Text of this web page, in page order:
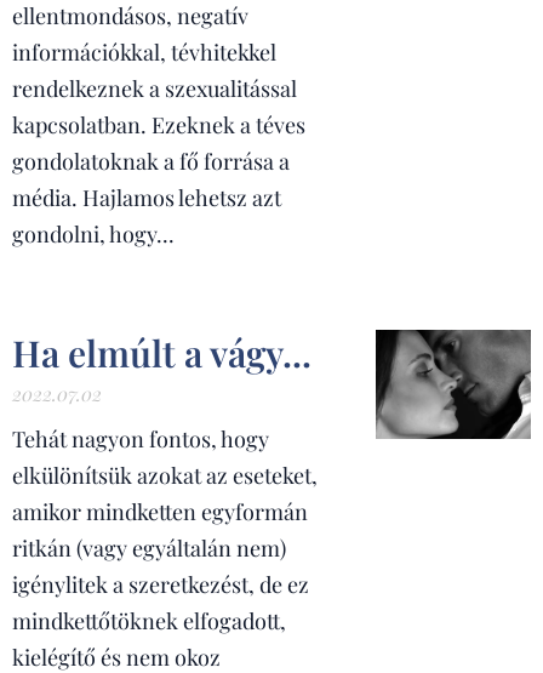
ellentmondásos, negatív
információkkal, tévhitekkel
rendelkeznek a szexualitással
kapcsolatban. Ezeknek a téves
gondolatoknak a fő forrása a
média. Hajlamos lehetsz azt
gondolni, hogy...
Ha elmúlt a vágy...
2022.07.02
Tehát nagyon fontos, hogy
elkülönítsük azokat az eseteket,
amikor mindketten egyformán
ritkán (vagy egyáltalán nem)
igénylitek a szeretkezést, de ez
mindkettőtöknek elfogadott,
kielégítő és nem okoz